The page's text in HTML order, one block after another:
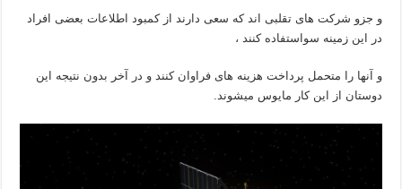
و جزو شرکت های تقلبی اند که سعی دارند از کمبود اطلاعات بعضی افراد
در این زمینه سواستفاده کنند ،
و آنها را متحمل پرداخت هزینه های فراوان کنند و در آخر بدون نتیجه این
دوستان از این کار مایوس میشوند.